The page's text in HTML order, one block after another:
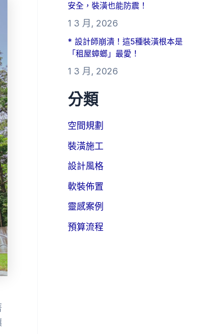
安全，裝潢也能防震！
1 3 月, 2026
* 設計師崩潰！這5種裝潢根本是
「租屋蟑螂」最愛！
1 3 月, 2026
分類
空間規劃
裝潢施工
設計風格
軟裝佈置
靈感案例
預算流程